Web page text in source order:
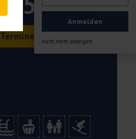
Anmelden
nicht mehr anzeigen
Termine & Preise